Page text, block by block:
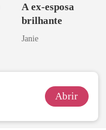
A ex-esposa
brilhante
Janie
Abrir